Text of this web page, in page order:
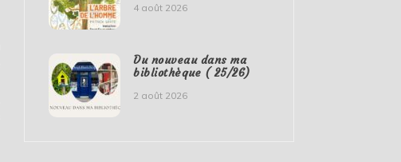
4 août 2026
Du nouveau dans ma
bibliothèque ( 25/26)
2 août 2026